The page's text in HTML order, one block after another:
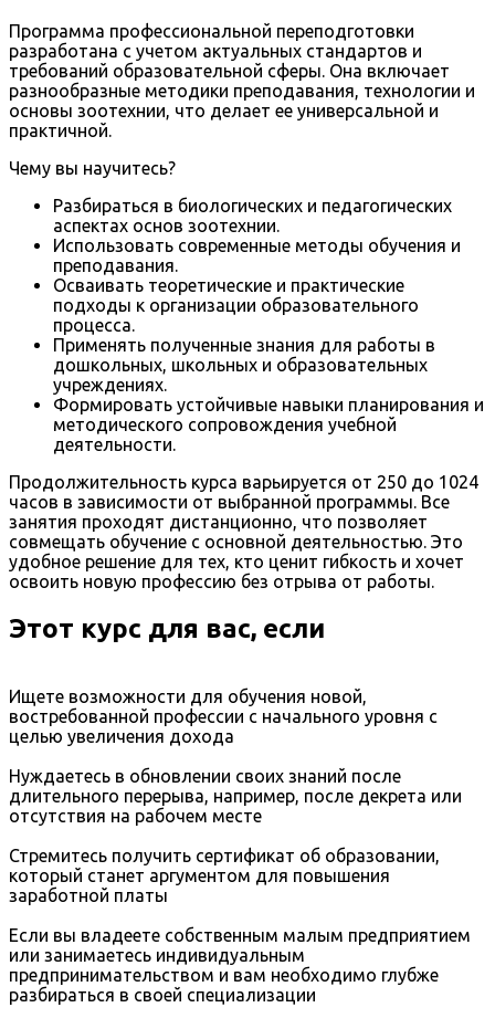
Программа профессиональной переподготовки
разработана с учетом актуальных стандартов и
требований образовательной сферы. Она включает
разнообразные методики преподавания, технологии и
основы зоотехнии, что делает ее универсальной и
практичной.
Чему вы научитесь?
Разбираться в биологических и педагогических
аспектах основ зоотехнии.
Использовать современные методы обучения и
преподавания.
Осваивать теоретические и практические
подходы к организации образовательного
процесса.
Применять полученные знания для работы в
дошкольных, школьных и образовательных
учреждениях.
Формировать устойчивые навыки планирования и
методического сопровождения учебной
деятельности.
Продолжительность курса варьируется от 250 до 1024
часов в зависимости от выбранной программы. Все
занятия проходят дистанционно, что позволяет
совмещать обучение с основной деятельностью. Это
удобное решение для тех, кто ценит гибкость и хочет
освоить новую профессию без отрыва от работы.
Этот курс для вас, если
Ищете возможности для обучения новой,
востребованной профессии с начального уровня с
целью увеличения дохода
Нуждаетесь в обновлении своих знаний после
длительного перерыва, например, после декрета или
отсутствия на рабочем месте
Стремитесь получить сертификат об образовании,
который станет аргументом для повышения
заработной платы
Если вы владеете собственным малым предприятием
или занимаетесь индивидуальным
предпринимательством и вам необходимо глубже
разбираться в своей специализации